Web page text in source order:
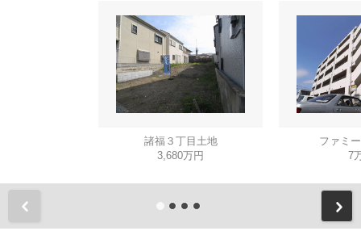
諸福３丁目土地
3,680万円
ファミ
7